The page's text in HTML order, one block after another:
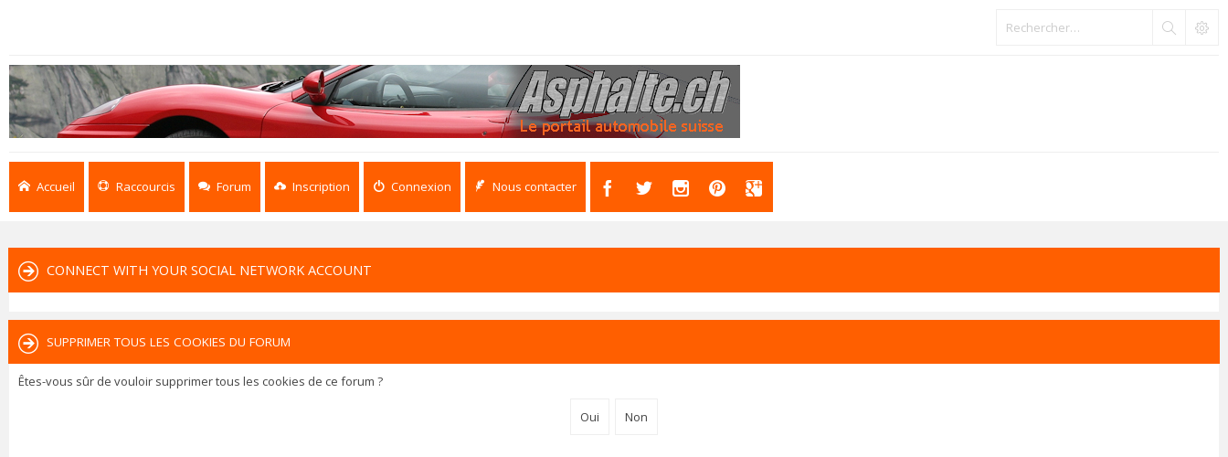
Accueil Raccourcis Forum Inscription Connexion Nous contacter
CONNECT WITH YOUR SOCIAL NETWORK ACCOUNT
SUPPRIMER TOUS LES COOKIES DU FORUM
Êtes-vous sûr de vouloir supprimer tous les cookies de ce forum ?